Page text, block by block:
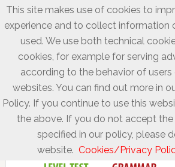
This site makes use of cookies to
experience and to collect information
used. We use both technical
cookies, for example for serving
according to the behavior of users
websites. You can find out more in
Policy. If you continue to use this
the above. If you do not accept the
specified in our policy, please
website. Cookies/Privacy